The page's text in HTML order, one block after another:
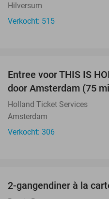
Hilversum
Verkocht: 515
Entree voor THIS IS
door Amsterdam (75
Holland Ticket Services
Amsterdam
Verkocht: 306
2-gangendiner à la